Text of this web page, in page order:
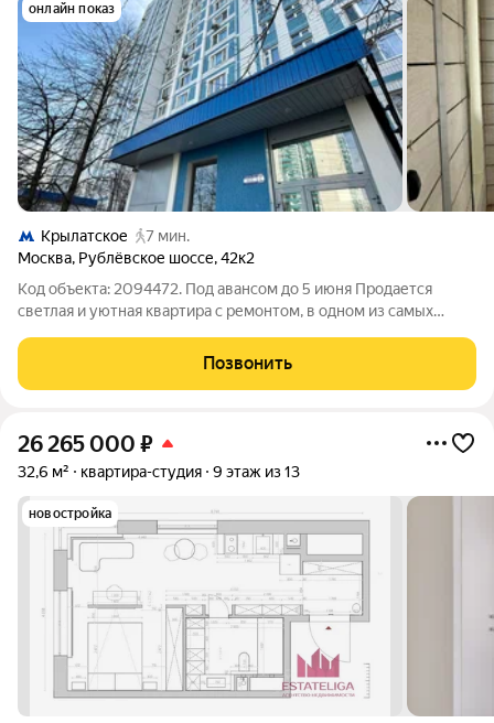
онлайн показ
Крылатское
7 мин.
Москва, Рублёвское шоссе,42к2
Код объекта: 2094472. Под авансом до 5 июня Продается
светлая и уютная квартира с ремонтом, в одном из самых
есть рядом: парк, поликлиники, ТЦ, больница, магазины,
рестораны, фитнес центры, метро
Позвонить
26 265 000 ₽
32,6 м² квартира-студия 9 этаж из 13
новостройка